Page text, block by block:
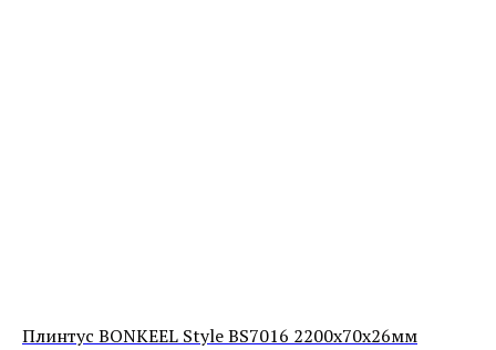
Плинтус BONKEEL Style BS7016 2200х70х26мм